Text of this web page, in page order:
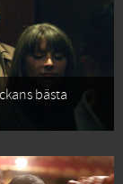
bästa